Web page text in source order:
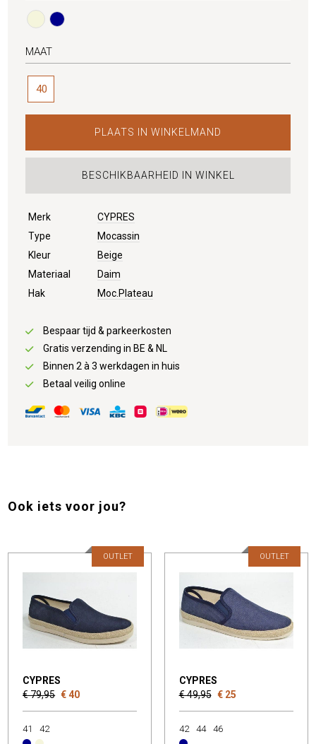
MAAT
40
PLAATS IN WINKELMAND
BESCHIKBAARHEID IN WINKEL
Merk
CYPRES
Type
Mocassin
Kleur
Beige
Materiaal
Daim
Hak
Moc.Plateau
Bespaar tijd & parkeerkosten
Gratis verzending in BE & NL
Binnen 2 à 3 werkdagen in huis
Betaal veilig online
Ook iets voor jou?
CYPRES
€ 79,95 € 40
OUTLET
41 42
CYPRES
€ 49,95 € 25
OUTLET
42 44 46